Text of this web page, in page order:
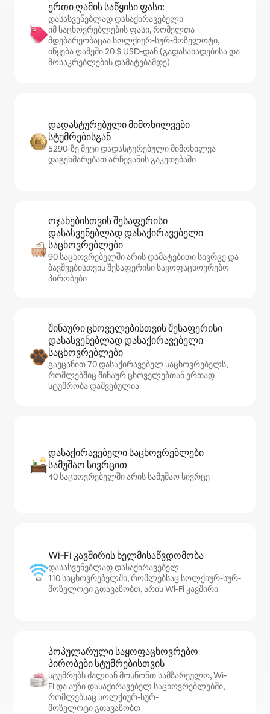
ერთი ღამის საწყისი ფასი:
დასასვენებლად დასაქირავებელი
იმ საცხოვრებლების ფასი, რომელთა
მდებარეობაცაა სოლქიურ-სურ-მოზელოტი,
იწყება ღამეში 20 $ USD‑დან (გადასახადებისა და
მოსაკრებლების დამატებამდე)
დადასტურებული მიმოხილვები
სტუმრებისგან
5290‑ზე მეტი დადასტურებული მიმოხილვა
დაგეხმარებათ არჩევანის გაკეთებაში
ოჯახებისთვის შესაფერისი
დასასვენებლად დასაქირავებელი
საცხოვრებლები
90 საცხოვრებელში არის დამატებითი სივრცე და
ბავშვებისთვის შესაფერისი საყოფაცხოვრებო
პირობები
შინაური ცხოველებისთვის შესაფერისი
დასასვენებლად დასაქირავებელი
საცხოვრებლები
გაეცანით 70 დასაქირავებელ საცხოვრებელს,
რომლებშიც შინაურ ცხოველებთან ერთად
სტუმრობა დაშვებულია
დასაქირავებელი საცხოვრებლები
სამუშაო სივრცით
40 საცხოვრებელში არის სამუშაო სივრცე
Wi‑Fi კავშირის ხელმისაწვდომობა
დასასვენებლად დასაქირავებელ
110 საცხოვრებელში, რომლებსაც სოლქიურ-სურ-
მოზელოტი გთავაზობთ, არის Wi‑Fi კავშირი
პოპულარული საყოფაცხოვრებო
პირობები სტუმრებისთვის
სტუმრებს ძალიან მოსწონთ სამზარეულო, Wi-
Fi და აუზი დასაქირავებელ საცხოვრებლებში,
რომლებსაც სოლქიურ-სურ-
მოზელოტი გთავაზობთ